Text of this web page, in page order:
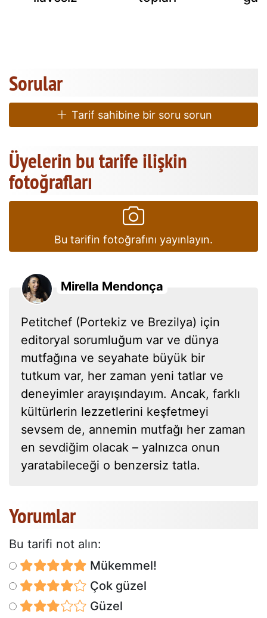
Sorular
Tarif sahibine bir soru sorun
Üyelerin bu tarife ilişkin
fotoğrafları
Bu tarifin fotoğrafını yayınlayın.
Mirella Mendonça
Petitchef (Portekiz ve Brezilya) için
editoryal sorumluğum var ve dünya
mutfağına ve seyahate büyük bir
tutkum var, her zaman yeni tatlar ve
deneyimler arayışındayım. Ancak, farklı
kültürlerin lezzetlerini keşfetmeyi
sevsem de, annemin mutfağı her zaman
en sevdiğim olacak – yalnızca onun
yaratabileceği o benzersiz tatla.
Yorumlar
Bu tarifi not alın:
Mükemmel!
Çok güzel
Güzel